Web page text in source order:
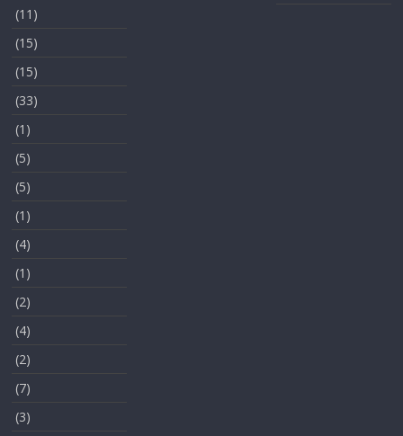
(11)
(15)
(15)
(33)
(1)
(5)
(5)
(1)
(4)
(1)
(2)
(4)
(2)
(7)
(3)